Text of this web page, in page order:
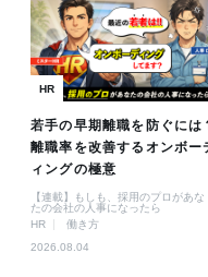
HR
若手の早期離職を防ぐには
離職率を改善するオンボー
ィングの極意
【連載】もしも、採用のプロがあな
たの会社の人事になったら
HR
働き方
2026.08.04